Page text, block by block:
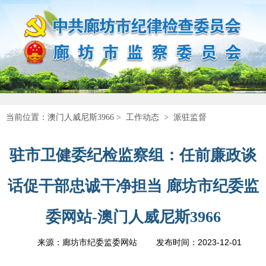
当前位置： 澳门人威尼斯3966 > 工作动态 > 派驻监督
驻市卫健委纪检监察组：任前廉政谈
话促干部忠诚干净担当 廊坊市纪委监
委网站-澳门人威尼斯3966
来源：廊坊市纪委监委网站 发布时间： 2023-12-01